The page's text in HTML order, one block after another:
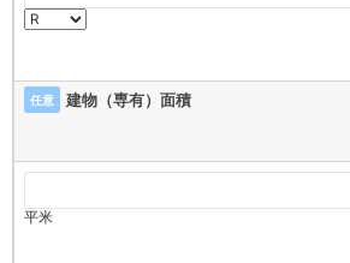
任意 建物（専有）面積
平米